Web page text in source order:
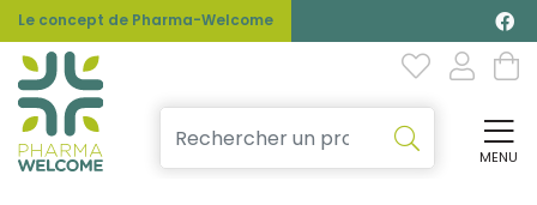
Le concept de Pharma-Welcome
MENU